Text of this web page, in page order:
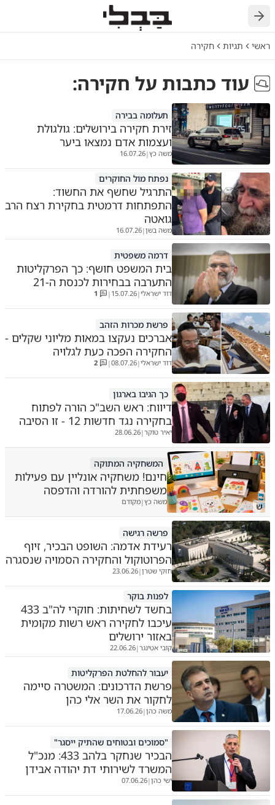
חזרה
ראשי תגיות חקירה
עוד כתבות על חקירה:
תעלומה בבירה
זירת חקירה בירושלים: גולגולת
ועצמות אדם נמצאו ביער
משה כץ|
16.07.26
נפתח מול החוקרים
התרגיל שחשף את החשוד:
התפתחות דרמטית בחקירת רצח הרב
גואטה
משה בשן|
16.07.26
דרמה משפטית
בית המשפט חושף: כך הפרקליטות
התערבה בבחירות לכנסת ה-21
דוד ישראלי|
15.07.26
|
1
פרשת מכרות הזהב
אברכים נעקצו במאות מליוני שקלים -
החקירה הפכה כעת לגלויה
דוד ישראלי|
08.07.26
|
2
כך הגיבו בארגון
דיווח: ראש השב"כ הורה לפתוח
בחקירה נגד חדשות 12 - זו הסיבה
יאיר טוקר|
28.06.26
ש
המשחקיה המתוקה
חינם! משחקיה אונליין עם פעילות
משפחתית להורדה והדפסה
משה כץ|מקודם
פרשה רגישה
רעידת אדמה: השופט הבכיר, זיוף
הפרוטוקול והחקירה הסמויה שנסגרה
חזקי שטרן|
23.06.26
לפנות בוקר
בחשד לשחיתות: חוקרי לה"ב 433
עיכבו לחקירה ראש רשות מקומית
באזור ירושלים
קובי אטינגר|
22.06.26
יעבור להחלטת הפרקליטות
פרשת הדרכונים: המשטרה סיימה
לחקור את השר אלי כהן
משה כהן|
17.06.26
"סמוכים ובטוחים שהתיק ייסגר"
הבכיר שנחקר בלהב 433: מנכ"ל
המשרד לשירותי דת יהודה אבידן
ישי כהן |
07.06.26